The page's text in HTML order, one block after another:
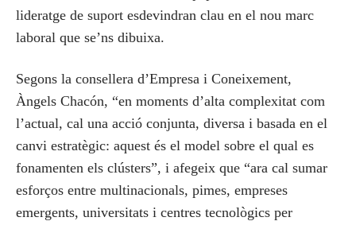
lideratge de suport esdevindran clau en el nou marc
laboral que se’ns dibuixa.
Segons la consellera d’Empresa i Coneixement,
Àngels Chacón, “en moments d’alta complexitat com
l’actual, cal una acció conjunta, diversa i basada en el
canvi estratègic: aquest és el model sobre el qual es
fonamenten els clústers”, i afegeix que “ara cal sumar
esforços entre multinacionals, pimes, empreses
emergents, universitats i centres tecnològics per